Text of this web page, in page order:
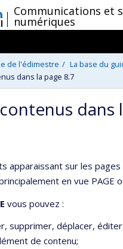
/
Communications et
numériques
de l'édimestre
La base du
dans la page 8.7
dans
apparaissant sur les
en vue PAGE
vous pouvez :
supprimer, déplacer,
de contenu;